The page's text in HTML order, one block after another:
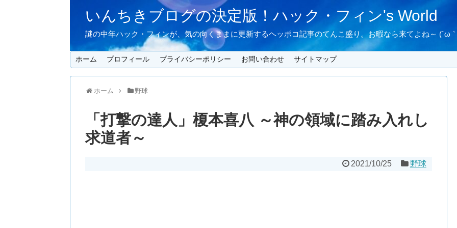
いんちきブログの決定版！ハック・フィン's World
謎の中年ハック・フィンが、気の向くままに更新するヘッポコ記事のてんこ盛り。お暇なら来てよね～ (´ω
ホーム プロフィール プライバシーポリシー お問い合わせ サイトマップ
ホーム 野球
「打撃の達人」榎本喜八 ～神の領域に踏み入れし
求道者～
2021/10/25 野球